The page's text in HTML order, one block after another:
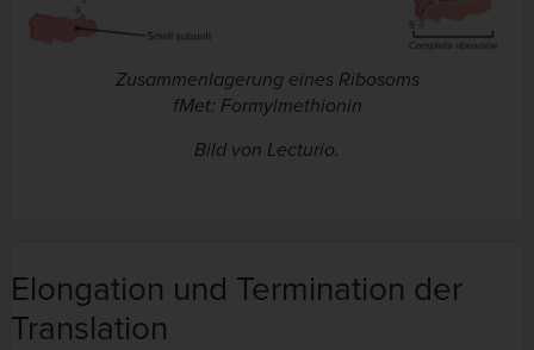
Zusammenlagerung eines Ribosoms
fMet: Formylmethionin
Bild von Lecturio.
Elongation und Termination der
Translation